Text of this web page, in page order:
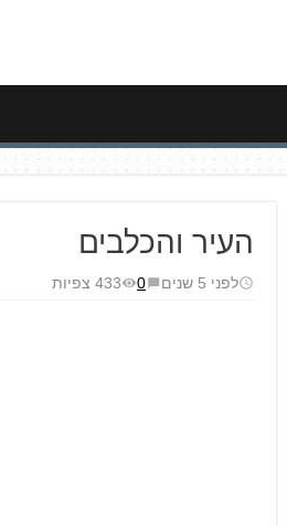
העיר והכלבים
לפני 5 שנים 0 433 צפיות